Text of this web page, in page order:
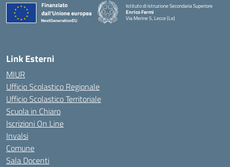
Istituto di istruzione Secondaria Superiore
Enrico Fermi
Via Merine 5, Lecce (Le)
Link Esterni
MIUR
Ufficio Scolastico Regionale
Ufficio Scolastico Territoriale
Scuola in Chiaro
Iscrizioni On Line
Invalsi
Comune
Sala Docenti